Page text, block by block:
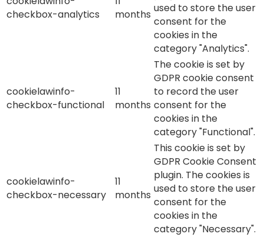
checkbox-analytics
months used to store the user
consent for the
cookies in the
category "Analytics".
cookielawinfo-
checkbox-functional
11
months
The cookie is set by
GDPR cookie consent
to record the user
consent for the
cookies in the
category "Functional".
cookielawinfo-
checkbox-necessary
11
months
This cookie is set by
GDPR Cookie Consent
plugin. The cookies is
used to store the user
consent for the
cookies in the
category "Necessary".